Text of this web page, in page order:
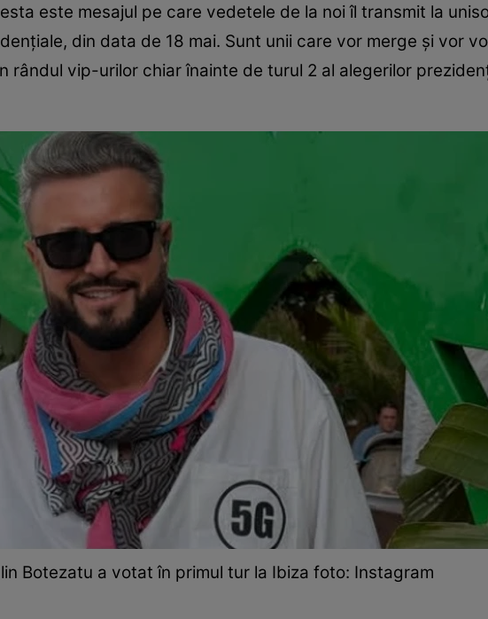
este mesajul pe care vedetele de la noi îl transmit la
din data de 18 mai. Sunt unii care vor merge și vor
rândul vip-urilor chiar înainte de turul 2 al alegerilor
Botezatu a votat în primul tur la Ibiza foto: Instagram